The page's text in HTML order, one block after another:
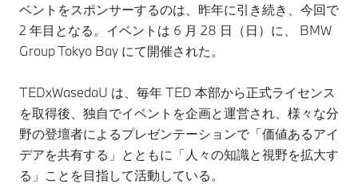
ベントをスポンサーするのは、昨年に引き続き、今回で
2 年目となる。イベントは 6 月 28 日（日）に、 BMW
Group Tokyo Bay にて開催された。
TEDxWasedaU は、毎年 TED 本部から正式ライセンス
を取得後、独自でイベントを企画と運営され、様々な分
野の登壇者によるプレゼンテーションで「価値あるアイ
デアを共有する」とともに「人々の知識と視野を拡大す
る」ことを目指して活動している。